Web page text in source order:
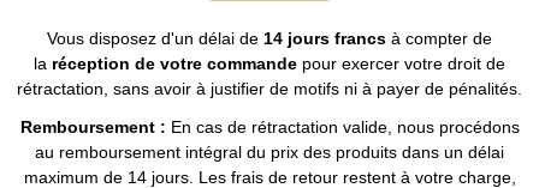
Vous disposez d'un délai de 14 jours francs à compter de
la réception de votre commande pour exercer votre droit de
rétractation, sans avoir à justifier de motifs ni à payer de pénalités.
Remboursement : En cas de rétractation valide, nous procédons
au remboursement intégral du prix des produits dans un délai
maximum de 14 jours. Les frais de retour restent à votre charge,